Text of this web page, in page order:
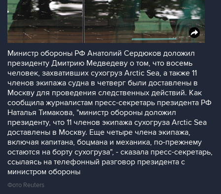
Министр обороны РФ Анатолий Сердюков доложил
президенту Дмитрию Медведеву о том, что восемь
человек, захвативших сухогруз Arctic Sea, а также 11
членов экипажа судна в четверг были доставлены в
Москву для проведения следственных действий. Как
сообщила журналистам пресс-секретарь президента РФ
Наталья Тимакова, "министр обороны доложил
президенту, что 11 членов экипажа сухогруза Arctic Sea
доставлены в Москву. Еще четыре члена экипажа,
включая капитана, боцмана и механика, по-прежнему
остаются на борту сухогруза", - сказала пресс-секретарь,
ссылаясь на телефонный разговор президента с
министром обороны
Фото Reuters